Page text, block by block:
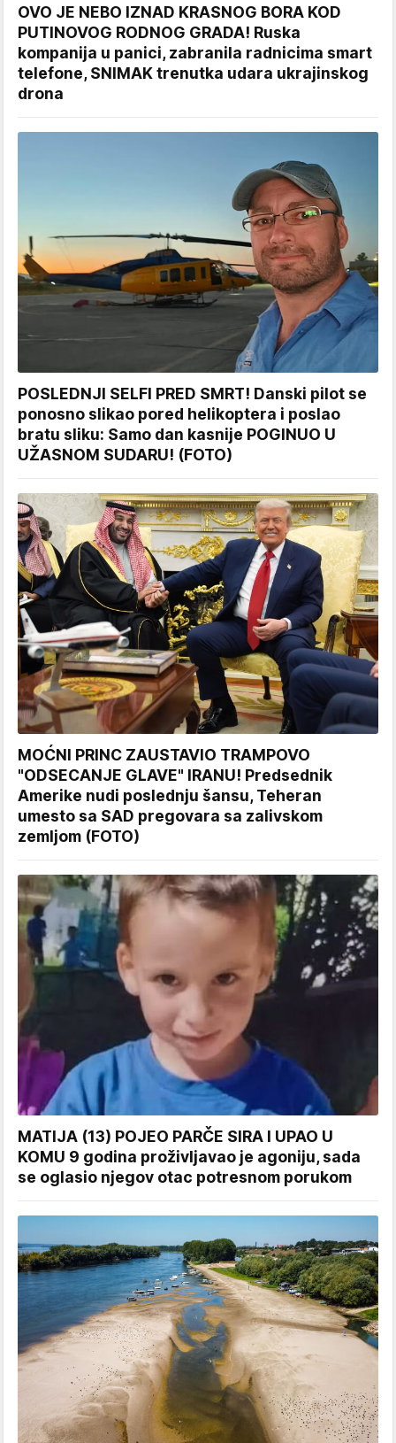
OVO JE NEBO IZNAD KRASNOG BORA KOD
PUTINOVOG RODNOG GRADA! Ruska
kompanija u panici, zabranila radnicima smart
telefone, SNIMAK trenutka udara ukrajinskog
drona
POSLEDNJI SELFI PRED SMRT! Danski pilot se
ponosno slikao pored helikoptera i poslao
bratu sliku: Samo dan kasnije POGINUO U
UŽASNOM SUDARU! (FOTO)
MOĆNI PRINC ZAUSTAVIO TRAMPOVO
"ODSECANJE GLAVE" IRANU! Predsednik
Amerike nudi poslednju šansu, Teheran
umesto sa SAD pregovara sa zalivskom
zemljom (FOTO)
MATIJA (13) POJEO PARČE SIRA I UPAO U
KOMU 9 godina proživljavao je agoniju, sada
se oglasio njegov otac potresnom porukom